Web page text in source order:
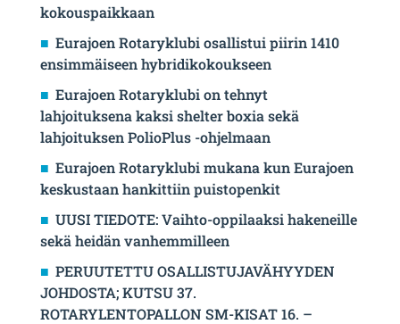
kokouspaikkaan
Eurajoen Rotaryklubi osallistui piirin 1410
ensimmäiseen hybridikokoukseen
Eurajoen Rotaryklubi on tehnyt
lahjoituksena kaksi shelter boxia sekä
lahjoituksen PolioPlus -ohjelmaan
Eurajoen Rotaryklubi mukana kun Eurajoen
keskustaan hankittiin puistopenkit
UUSI TIEDOTE: Vaihto-oppilaaksi hakeneille
sekä heidän vanhemmilleen
PERUUTETTU OSALLISTUJAVÄHYYDEN
JOHDOSTA; KUTSU 37.
ROTARYLENTOPALLON SM-KISAT 16. –